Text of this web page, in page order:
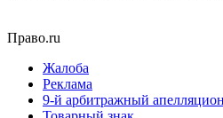
Право.ru
Жалоба
Реклама
9-й арбитражный